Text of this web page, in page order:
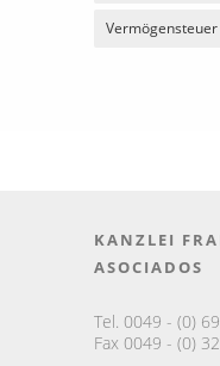
KANZLEI
ASOCIADOS
Tel. 0049 - (0)
Fax 0049 - (0)